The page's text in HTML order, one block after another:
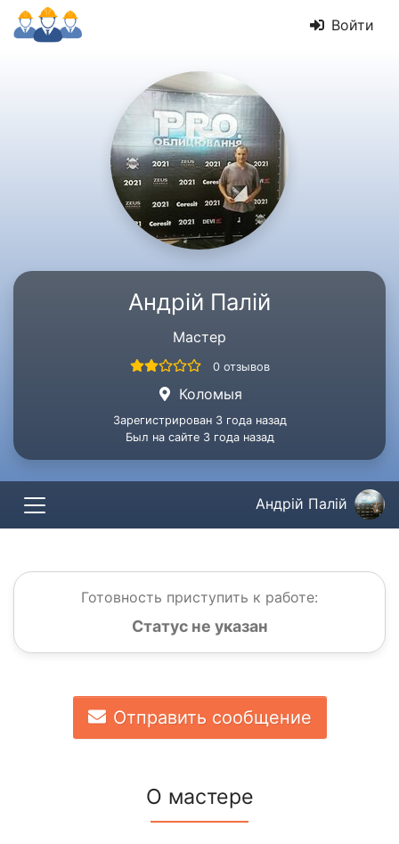
Войти
Андрій Палій
Мастер
0 отзывов
Коломыя
Зарегистрирован 3 года назад
Был на сайте 3 года назад
Андрій Палій
Готовность приступить к работе:
Статус не указан
Отправить сообщение
О мастере